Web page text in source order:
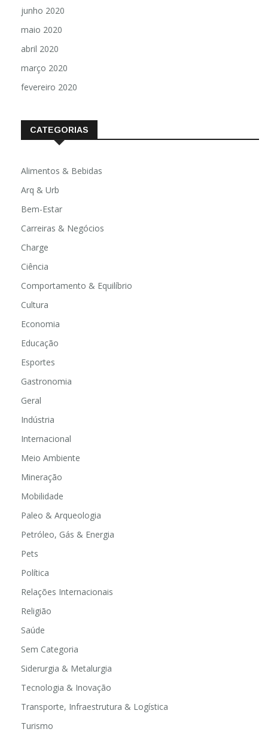
junho 2020
maio 2020
abril 2020
março 2020
fevereiro 2020
CATEGORIAS
Alimentos & Bebidas
Arq & Urb
Bem-Estar
Carreiras & Negócios
Charge
Ciência
Comportamento & Equilíbrio
Cultura
Economia
Educação
Esportes
Gastronomia
Geral
Indústria
Internacional
Meio Ambiente
Mineração
Mobilidade
Paleo & Arqueologia
Petróleo, Gás & Energia
Pets
Política
Relações Internacionais
Religião
Saúde
Sem Categoria
Siderurgia & Metalurgia
Tecnologia & Inovação
Transporte, Infraestrutura & Logística
Turismo